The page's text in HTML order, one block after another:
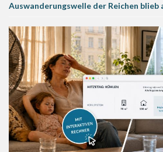
Auswanderungswelle der Reichen blieb